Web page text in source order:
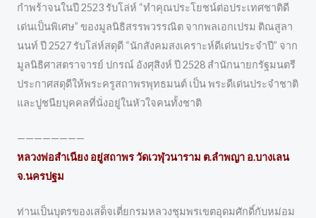
กำพร้าจนในปี 2523 รับโล่ห์ “ทำคุณประโยชน์ต่อประเทศชาติดี
เด่นเป็นพิเศษ” ของมูลนิธิสรรพวรรณิต จากพลเอกเปรม ติณสูลา
นนท์ ปี 2527 รับโล่ห์สดุดี “นักสังคมสงเคราะห์ดีเด่นประจำปี” จาก
มูลนิธิศาสตราจารย์ ปกรณ์ อังศุสิงห์ ปี 2528 สำนักนายกรัฐมนตรี
ประกาศสดุดีให้พระครูสถาพรพุทธมนต์ เป็น พระดีเด่นประจำชาติ
และปูชนียบุคคลที่นั่งอยู่ในหัวใจคนทั้งชาติ
————————
หลวงพ่อสำเนียง อยู่สถาพร วัดเวฬุวนาราม ต.ลำพญา อ.บางเลน
จ.นครปฐม
ท่านเป็นบุตรของเสด็จเตี่ยกรมหลวงชุมพรเขตอุดมศักดิ์กับหม่อม